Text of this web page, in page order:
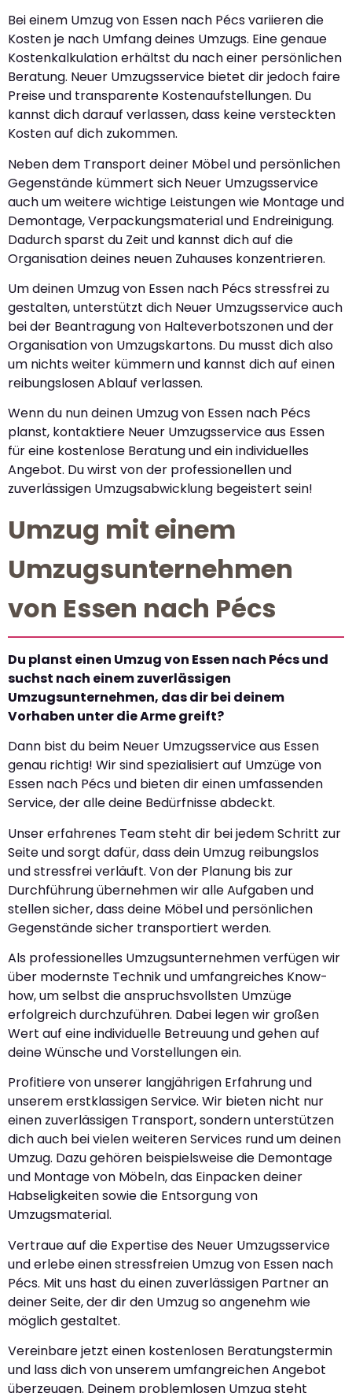
Bei einem Umzug von Essen nach Pécs variieren die
Kosten je nach Umfang deines Umzugs. Eine genaue
Kostenkalkulation erhältst du nach einer persönlichen
Beratung. Neuer Umzugsservice bietet dir jedoch faire
Preise und transparente Kostenaufstellungen. Du
kannst dich darauf verlassen, dass keine versteckten
Kosten auf dich zukommen.
Neben dem Transport deiner Möbel und persönlichen
Gegenstände kümmert sich Neuer Umzugsservice
auch um weitere wichtige Leistungen wie Montage und
Demontage, Verpackungsmaterial und Endreinigung.
Dadurch sparst du Zeit und kannst dich auf die
Organisation deines neuen Zuhauses konzentrieren.
Um deinen Umzug von Essen nach Pécs stressfrei zu
gestalten, unterstützt dich Neuer Umzugsservice auch
bei der Beantragung von Halteverbotszonen und der
Organisation von Umzugskartons. Du musst dich also
um nichts weiter kümmern und kannst dich auf einen
reibungslosen Ablauf verlassen.
Wenn du nun deinen Umzug von Essen nach Pécs
planst, kontaktiere Neuer Umzugsservice aus Essen
für eine kostenlose Beratung und ein individuelles
Angebot. Du wirst von der professionellen und
zuverlässigen Umzugsabwicklung begeistert sein!
Umzug mit einem
Umzugsunternehmen
von Essen nach Pécs
Du planst einen Umzug von Essen nach Pécs und
suchst nach einem zuverlässigen
Umzugsunternehmen, das dir bei deinem
Vorhaben unter die Arme greift?
Dann bist du beim Neuer Umzugsservice aus Essen
genau richtig! Wir sind spezialisiert auf Umzüge von
Essen nach Pécs und bieten dir einen umfassenden
Service, der alle deine Bedürfnisse abdeckt.
Unser erfahrenes Team steht dir bei jedem Schritt zur
Seite und sorgt dafür, dass dein Umzug reibungslos
und stressfrei verläuft. Von der Planung bis zur
Durchführung übernehmen wir alle Aufgaben und
stellen sicher, dass deine Möbel und persönlichen
Gegenstände sicher transportiert werden.
Als professionelles Umzugsunternehmen verfügen wir
über modernste Technik und umfangreiches Know-
how, um selbst die anspruchsvollsten Umzüge
erfolgreich durchzuführen. Dabei legen wir großen
Wert auf eine individuelle Betreuung und gehen auf
deine Wünsche und Vorstellungen ein.
Profitiere von unserer langjährigen Erfahrung und
unserem erstklassigen Service. Wir bieten nicht nur
einen zuverlässigen Transport, sondern unterstützen
dich auch bei vielen weiteren Services rund um deinen
Umzug. Dazu gehören beispielsweise die Demontage
und Montage von Möbeln, das Einpacken deiner
Habseligkeiten sowie die Entsorgung von
Umzugsmaterial.
Vertraue auf die Expertise des Neuer Umzugsservice
und erlebe einen stressfreien Umzug von Essen nach
Pécs. Mit uns hast du einen zuverlässigen Partner an
deiner Seite, der dir den Umzug so angenehm wie
möglich gestaltet.
Vereinbare jetzt einen kostenlosen Beratungstermin
und lass dich von unserem umfangreichen Angebot
überzeugen. Deinem problemlosen Umzug steht